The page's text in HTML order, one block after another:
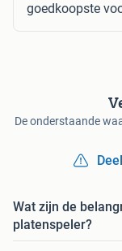
goedkoopste
De onderstaande
Wat zijn de
platenspeler?